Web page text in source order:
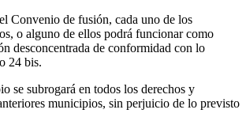
Convenio de fusión, cada uno de los
o alguno de ellos podrá funcionar como
desconcentrada de conformidad con lo
24 bis.
se subrogará en todos los derechos y
municipios, sin perjuicio de lo previsto